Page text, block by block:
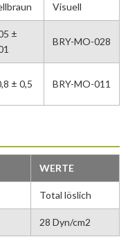
Visuell
±
BRY-MO-028
± 0,5 BRY-MO-011
WERTE
Total löslich
28 Dyn/cm2